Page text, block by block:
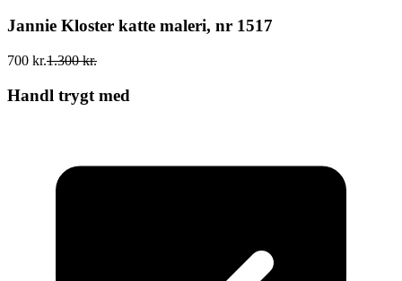
Jannie Kloster katte maleri, nr 1517
700 kr.1.300 kr.
Handl trygt med